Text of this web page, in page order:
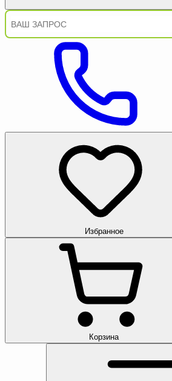
Избранное
Корзина